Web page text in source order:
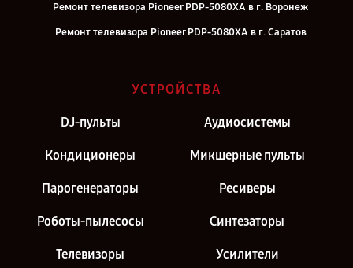
Ремонт телевизора Pioneer PDP-5080XA в г. Воронеж
Ремонт телевизора Pioneer PDP-5080XA в г. Саратов
Ремонт телевизора Pioneer PDP-5080XA в г. Киров
Ремонт телевизора Pioneer PDP-5080XA в г. Санкт-Петербург
УСТРОЙСТВА
DJ-пульты Аудиосистемы
Кондиционеры Микшерные пульты
Парогенераторы Ресиверы
Роботы-пылесосы Синтезаторы
Телевизоры Усилители